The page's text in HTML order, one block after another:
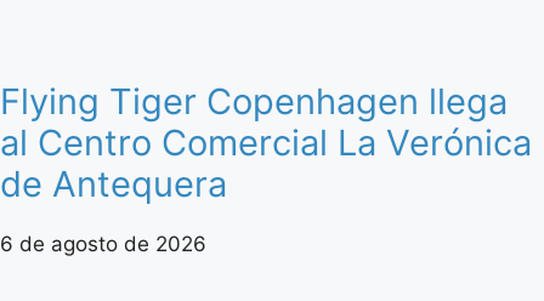
Flying Tiger Copenhagen llega
al Centro Comercial La Verónica
de Antequera
6 de agosto de 2026